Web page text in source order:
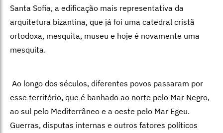
Santa Sofia, a edificação mais representativa da
arquitetura bizantina, que já foi uma catedral cristã
ortodoxa, mesquita, museu e hoje é novamente uma
mesquita.
Ao longo dos séculos, diferentes povos passaram por
esse território, que é banhado ao norte pelo Mar Negro,
ao sul pelo Mediterrâneo e a oeste pelo Mar Egeu.
Guerras, disputas internas e outros fatores políticos